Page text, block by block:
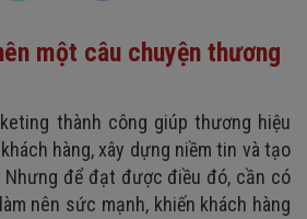
một câu chuyện thương
thành công giúp thương hiệu
hàng, xây dựng niềm tin và tạo
Nhưng để đạt được điều đó, cần có
nên sức mạnh, khiến khách hàng